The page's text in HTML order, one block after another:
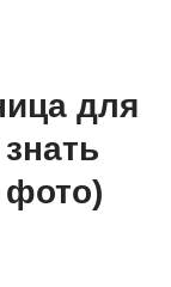
для
фото)